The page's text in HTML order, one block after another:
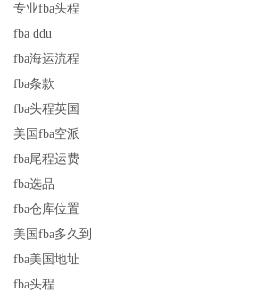
专业fba头程
fba ddu
fba海运流程
fba条款
fba头程英国
美国fba空派
fba尾程运费
fba选品
fba仓库位置
美国fba多久到
fba美国地址
fba头程